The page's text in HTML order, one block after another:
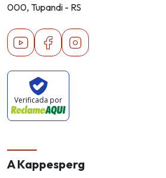
000, Tupandi - RS
YoutubeFacebookInstagram
Verificada por
A Kappesperg